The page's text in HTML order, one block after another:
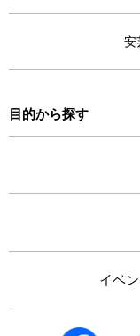
安
目的から探す
イベ